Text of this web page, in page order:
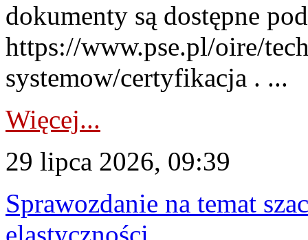
dokumenty są dostępne
https://www.pse.pl/oire/
systemow/certyfikacja . ...
Więcej...
29 lipca 2026, 09:39
Sprawozdanie na temat